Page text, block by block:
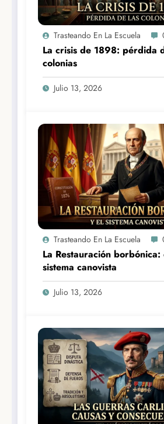
Trasteando En La Escuela
La crisis de 1898: pérdida
colonias
Julio 13, 2026
Trasteando En La Escuela
La Restauración borbónica:
sistema canovista
Julio 13, 2026